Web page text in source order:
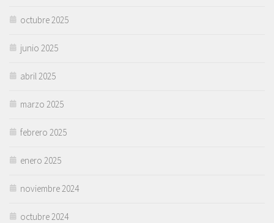
octubre 2025
junio 2025
abril 2025
marzo 2025
febrero 2025
enero 2025
noviembre 2024
octubre 2024